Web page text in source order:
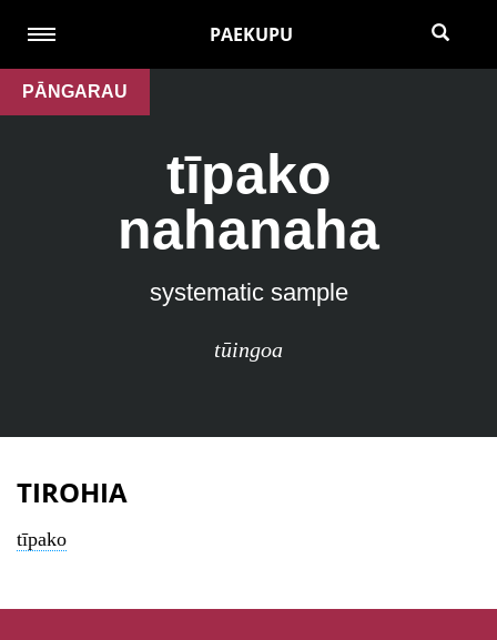
PAEKUPU
PĀNGARAU
tīpako
nahanaha
systematic sample
tūingoa
TIROHIA
tīpako